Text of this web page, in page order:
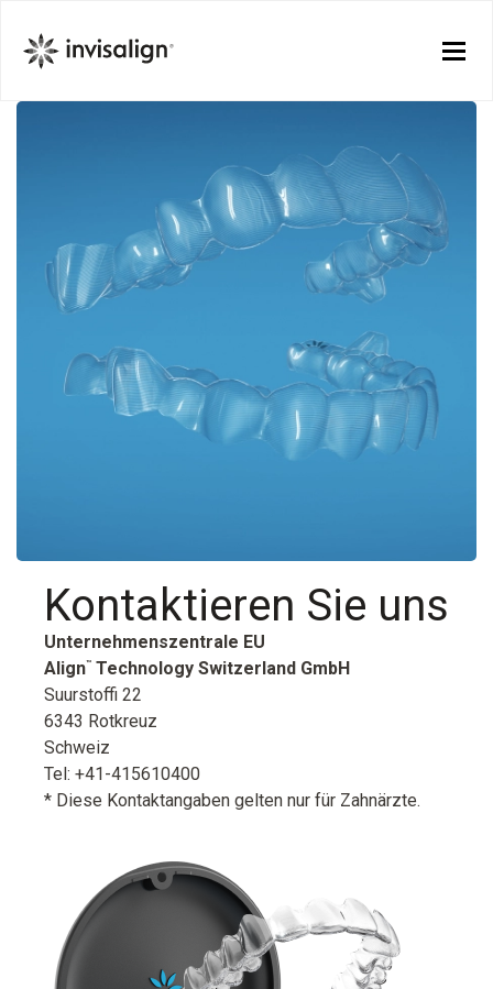
Kontaktieren Sie uns
Unternehmenszentrale EU
Align™ Technology Switzerland GmbH
Suurstoffi 22
‎6343 Rotkreuz
Schweiz
Tel: +41-415610400
* Diese Kontaktangaben gelten nur für Zahnärzte.